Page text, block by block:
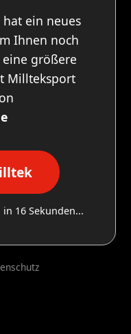
hat ein neues
Ihnen noch
eine größere
Millteksport
in 16 Sekunden...